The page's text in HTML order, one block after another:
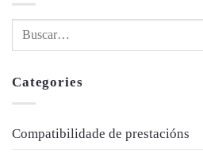
Categories
Compatibilidade de prestacións